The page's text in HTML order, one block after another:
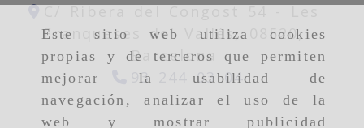
Este sitio web utiliza cookies
propias y de terceros que permiten
mejorar la usabilidad de
navegación, analizar el uso de la
web y mostrar publicidad
C/ Ribera del Congost 54 -Les
Franqueses del Vallés,
08520,
Barcelona
93 244 03 04